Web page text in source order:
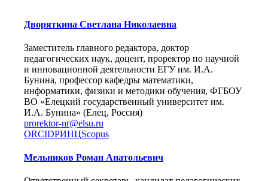
Дворяткина Светлана Николаевна
Заместитель главного редактора, доктор
педагогических наук, доцент, проректор по научной
и инновационной деятельности ЕГУ им. И.А.
Бунина, профессор кафедры математики,
информатики, физики и методики обучения, ФГБОУ
ВО «Елецкий государственный университет им.
И.А. Бунина» (Елец, Россия)
prorektor-nr@elsu.ru
ORCIDРИНЦScopus
Мельников Роман Анатольевич